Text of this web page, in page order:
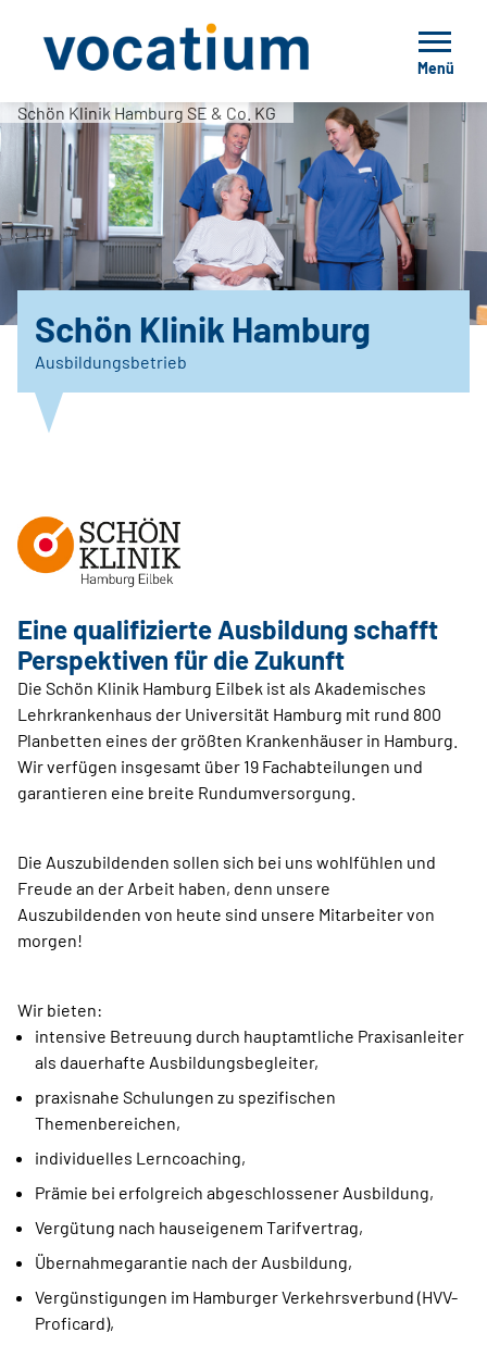
Menü
Schön Klinik Hamburg SE & Co. KG
Schön Klinik Hamburg
Ausbildungsbetrieb
Eine qualifizierte Ausbildung schafft
Perspektiven für die Zukunft
Die Schön Klinik Hamburg Eilbek ist als Akademisches
Lehrkrankenhaus der Universität Hamburg mit rund 800
Planbetten eines der größten Krankenhäuser in Hamburg.
Wir verfügen insgesamt über 19 Fachabteilungen und
garantieren eine breite Rundumversorgung.
Die Auszubildenden sollen sich bei uns wohlfühlen und
Freude an der Arbeit haben, denn unsere
Auszubildenden von heute sind unsere Mitarbeiter von
morgen!
Wir bieten:
intensive Betreuung durch hauptamtliche Praxisanleiter
als dauerhafte Ausbildungsbegleiter,
praxisnahe Schulungen zu spezifischen
Themenbereichen,
individuelles Lerncoaching,
Prämie bei erfolgreich abgeschlossener Ausbildung,
Vergütung nach hauseigenem Tarifvertrag,
Übernahmegarantie nach der Ausbildung,
Vergünstigungen im Hamburger Verkehrsverbund (HVV-
Proficard),